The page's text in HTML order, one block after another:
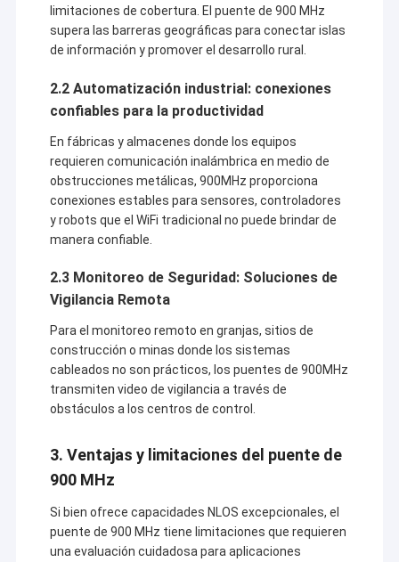
limitaciones de cobertura. El puente de 900 MHz
supera las barreras geográficas para conectar islas
de información y promover el desarrollo rural.
2.2 Automatización industrial: conexiones
confiables para la productividad
En fábricas y almacenes donde los equipos
requieren comunicación inalámbrica en medio de
obstrucciones metálicas, 900MHz proporciona
conexiones estables para sensores, controladores
y robots que el WiFi tradicional no puede brindar de
manera confiable.
2.3 Monitoreo de Seguridad: Soluciones de
Vigilancia Remota
Para el monitoreo remoto en granjas, sitios de
construcción o minas donde los sistemas
cableados no son prácticos, los puentes de 900MHz
transmiten video de vigilancia a través de
obstáculos a los centros de control.
3. Ventajas y limitaciones del puente de
900 MHz
Si bien ofrece capacidades NLOS excepcionales, el
puente de 900 MHz tiene limitaciones que requieren
una evaluación cuidadosa para aplicaciones